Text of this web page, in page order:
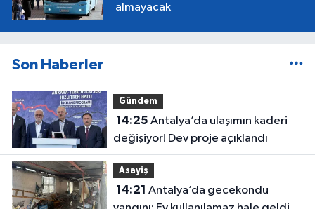
almayacak
Son Haberler
Gündem
14:25
değişiyor! Dev proje açıklandı
Asayiş
14:21